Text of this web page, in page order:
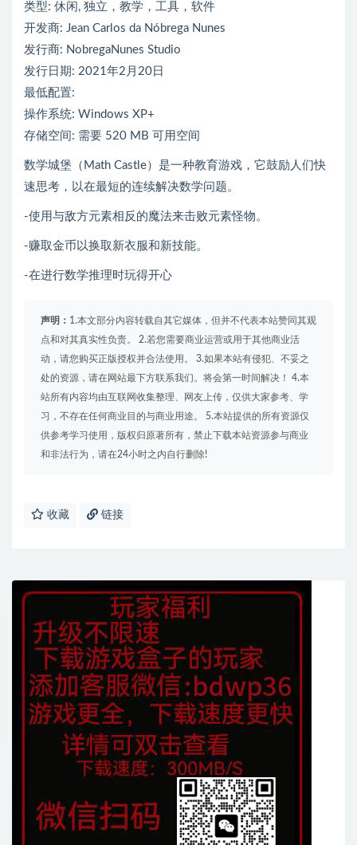
类型: 休闲, 独立，教学，工具，软件
开发商: Jean Carlos da Nóbrega Nunes
发行商: NobregaNunes Studio
发行日期: 2021年2月20日
最低配置:
操作系统: Windows XP+
存储空间: 需要 520 MB 可用空间
数学城堡（Math Castle）是一种教育游戏，它鼓励人们快
速思考，以在最短的连续解决数学问题。
-使用与敌方元素相反的魔法来击败元素怪物。
-赚取金币以换取新衣服和新技能。
-在进行数学推理时玩得开心
声明： 1.本文部分内容转载自其它媒体，但并不代表本站赞同其观
点和对其真实性负责。 2.若您需要商业运营或用于其他商业活
动，请您购买正版授权并合法使用。 3.如果本站有侵犯、不妥之
处的资源，请在网站最下方联系我们。将会第一时间解决！ 4.本
站所有内容均由互联网收集整理、网友上传，仅供大家参考、学
习，不存在任何商业目的与商业用途。 5.本站提供的所有资源仅
供参考学习使用，版权归原著所有，禁止下载本站资源参与商业
和非法行为，请在24小时之内自行删除!
收藏 链接